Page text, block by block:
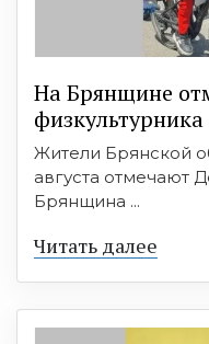
На Брянщине
физкультурника
Жители Брянской
августа отмечают
Брянщина ...
Читать далее